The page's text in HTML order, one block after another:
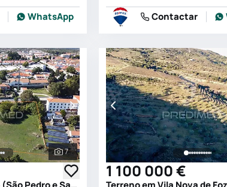
WhatsApp Contactar
Ver todas as fotografias
7
1 100 000 €